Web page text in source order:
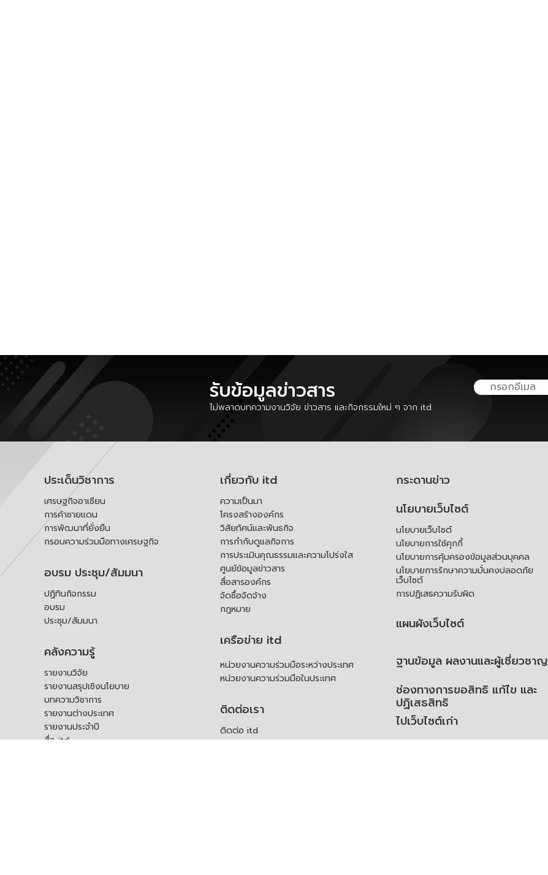
รับข้อมูลข่าวสาร
ไม่พลาดบทความงานวิจัย ข่าวสาร และกิจกรรมใหม่ ๆ จาก itd
ประเด็นวิชาการ
เศรษฐกิจอาเซียน
การค้าชายแดน
การพัฒนาที่ยั่งยืน
กรอบความร่วมมือทางเศรษฐกิจ
อบรม ประชุม/สัมมนา
ปฏิทินกิจกรรม
อบรม
ประชุม/สัมมนา
คลังความรู้
รายงานวิจัย
รายงานสรุปเชิงนโยบาย
บทความวิชาการ
รายงานต่างประเทศ
รายงานประจำปี
สื่อ itd
เกี่ยวกับ itd
ความเป็นมา
โครงสร้างองค์กร
วิสัยทัศน์และพันธกิจ
การกำกับดูแลกิจการ
การประเมินคุณธรรมและความโปร่งใส
ศูนย์ข้อมูลข่าวสาร
สื่อสารองค์กร
จัดซื้อจัดจ้าง
กฎหมาย
เครือข่าย itd
หน่วยงานความร่วมมือระหว่างประเทศ
หน่วยงานความร่วมมือในประเทศ
ติดต่อเรา
ติดต่อ itd
กระดานข่าว
นโยบายเว็บไซต์
นโยบายเว็บไซต์
นโยบายการใช้คุกกี้
นโยบายการคุ้มครองข้อมูลส่วนบุคคล
นโยบายการรักษาความมั่นคงปลอดภัย
เว็บไซต์
การปฏิเสธความรับผิด
แผนผังเว็บไซต์
ฐานข้อมูล ผลงานและผู้เชี่ยวชาญ
ช่องทางการขอสิทธิ แก้ไข และ
ปฏิเสธสิทธิ
ไปเว็บไซต์เก่า